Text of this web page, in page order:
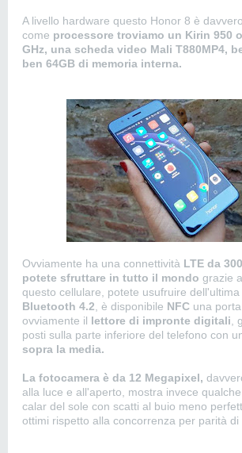
A livello hardware questo Honor 8 è
come processore troviamo un Kirin 950
GHz, una scheda video Mali T880MP4,
ben 64GB di memoria interna.
Ovviamente ha una connettività LTE da
potete sfruttare in tutto il mondo grazie
questo cellulare, potete usufruire
Bluetooth 4.2 , è disponibile NFC una
ovviamente il lettore di impronte digitali ,
posti sulla parte inferiore del telefono con
sopra la media.
La fotocamera è da 12 Megapixel,
alla luce e all'aperto, mostra invece
calar del sole con scatti al buio meno
ottimi rispetto alla concorrenza per parità di